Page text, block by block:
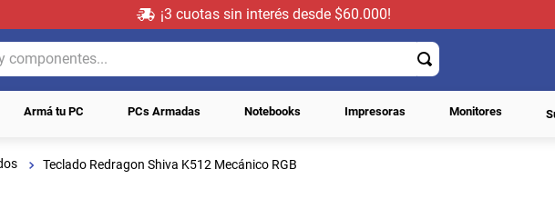
¡3 cuotas sin interés desde $60.000!
Armá tu PC PCs Armadas Notebooks Impresoras Monitores
Teclado Redragon Shiva K512 Mecánico RGB